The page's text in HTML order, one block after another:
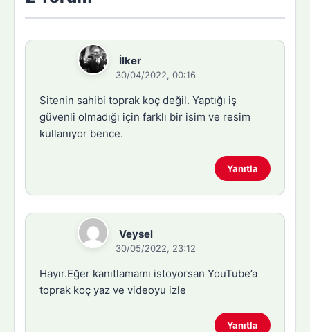
İlker
30/04/2022, 00:16
Sitenin sahibi toprak koç değil. Yaptığı iş
güvenli olmadığı için farklı bir isim ve resim
kullanıyor bence.
Yanıtla
Veysel
30/05/2022, 23:12
Hayır.Eğer kanıtlamamı istoyorsan YouTube’a
toprak koç yaz ve videoyu izle
Yanıtla